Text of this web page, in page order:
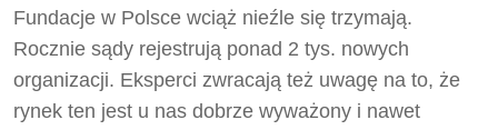
Fundacje w Polsce wciąż nieźle się trzymają.
Rocznie sądy rejestrują ponad 2 tys. nowych
organizacji. Eksperci zwracają też uwagę na to, że
rynek ten jest u nas dobrze wyważony i nawet